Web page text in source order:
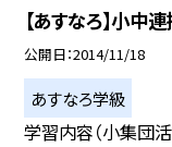
【あすなろ】小
公開日 2014/11/18
あすなろ学級
学習内容（小集団